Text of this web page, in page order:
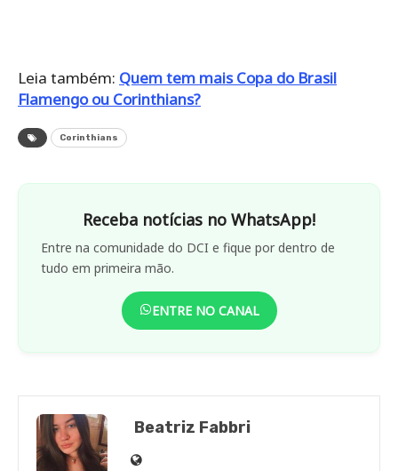
Leia também: Quem tem mais Copa do Brasil
Flamengo ou Corinthians?
Corinthians
Receba notícias no WhatsApp!
Entre na comunidade do DCI e fique por dentro de
tudo em primeira mão.
ENTRE NO CANAL
Beatriz Fabbri
Site